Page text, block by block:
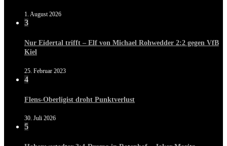
1. August 2026
3
Nur Eidertal trifft – Elf von Michael Rohwedder 2:2 gegen VfB
Kiel
25. Februar 2023
4
Flens-Oberligist droht Punktverlust
30. Juli 2026
5